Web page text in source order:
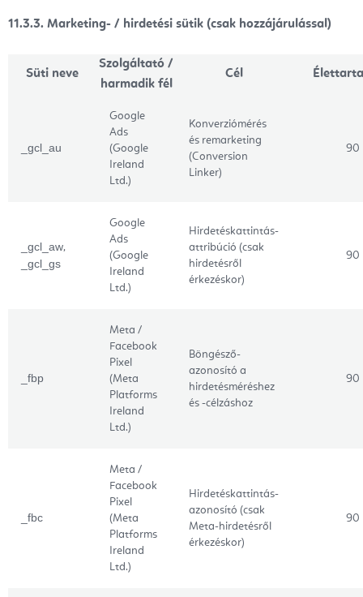
11.3.3. Marketing- / hirdetési sütik (csak hozzájárulással)
Süti neve
Szolgáltató /
harmadik fél
Cél
_gcl_au
Google
Ads
(Google
Ireland
Ltd.)
Konverziómérés
és remarketing
(Conversion
Linker)
90
_gcl_aw,
_gcl_gs
Google
Ads
(Google
Ireland
Ltd.)
Hirdetéskattintás-
attribúció (csak
hirdetésről
érkezéskor)
90
_fbp
Meta /
Facebook
Pixel
(Meta
Platforms
Ireland
Ltd.)
Böngésző-
azonosító a
hirdetésméréshez
és -célzáshoz
90
_fbc
Meta /
Facebook
Pixel
(Meta
Platforms
Ireland
Ltd.)
Hirdetéskattintás-
azonosító (csak
Meta-hirdetésről
érkezéskor)
90